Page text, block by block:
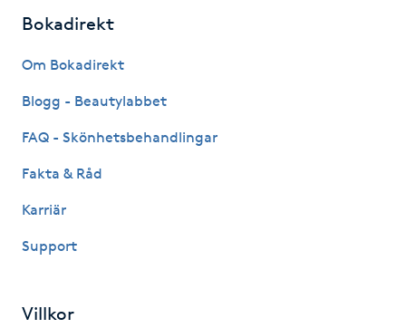
Hårförlängning
Hälsa
Idrottsmassage
IPL
Bokadirekt
Om Bokadirekt
Blogg - Beautylabbet
FAQ - Skönhetsbehandlingar
Fakta & Råd
Karriär
Support
Villkor